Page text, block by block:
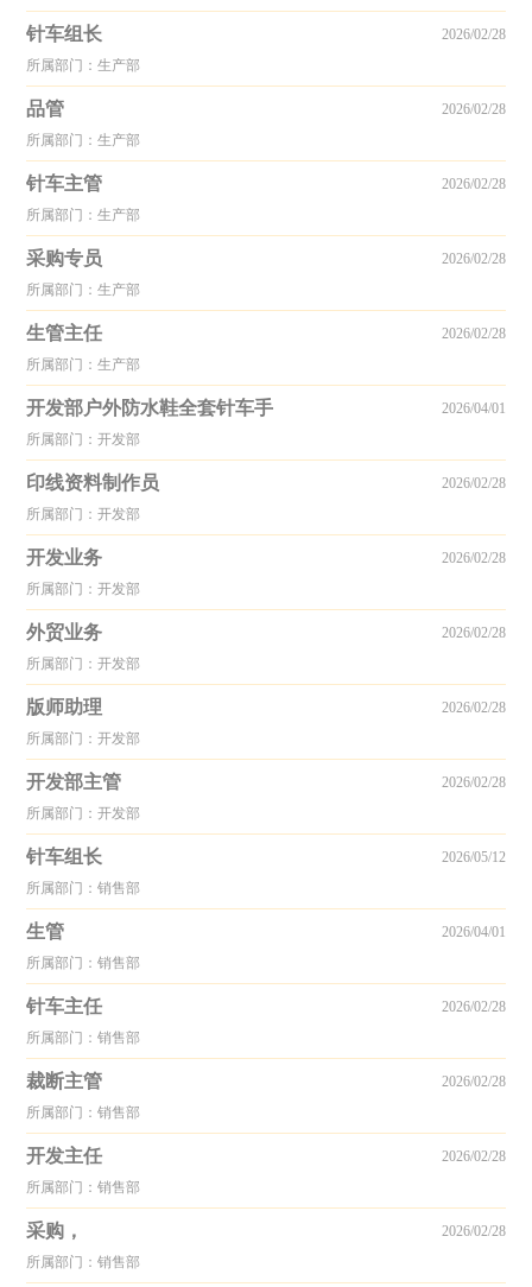
针车组长
所属部门：生产部
2026/02/28
品管
所属部门：生产部
2026/02/28
针车主管
所属部门：生产部
2026/02/28
采购专员
所属部门：生产部
2026/02/28
生管主任
所属部门：生产部
2026/02/28
开发部户外防水鞋全套针车手
所属部门：开发部
2026/04/01
印线资料制作员
所属部门：开发部
2026/02/28
开发业务
所属部门：开发部
2026/02/28
外贸业务
所属部门：开发部
2026/02/28
版师助理
所属部门：开发部
2026/02/28
开发部主管
所属部门：开发部
2026/02/28
针车组长
所属部门：销售部
2026/05/12
生管
所属部门：销售部
2026/04/01
针车主任
所属部门：销售部
2026/02/28
裁断主管
所属部门：销售部
2026/02/28
开发主任
所属部门：销售部
2026/02/28
采购，
所属部门：销售部
2026/02/28